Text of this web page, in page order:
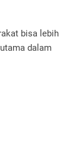
bisa lebih
dalam